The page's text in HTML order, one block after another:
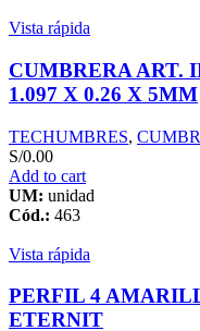
Vista rápida
CUMBRERA ART.
1.097 X 0.26 X 5MM
TECHUMBRES,
S/0.00
Add to cart
UM: unidad
Cód.: 463
Vista rápida
PERFIL 4
ETERNIT